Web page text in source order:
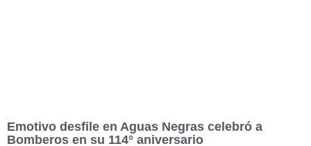
Emotivo desfile en Aguas Negras celebró a
Bomberos en su 114° aniversario